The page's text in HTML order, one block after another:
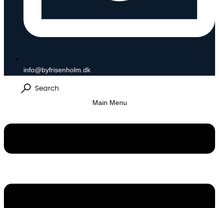
info@byfrisenholm.dk
Main Menu